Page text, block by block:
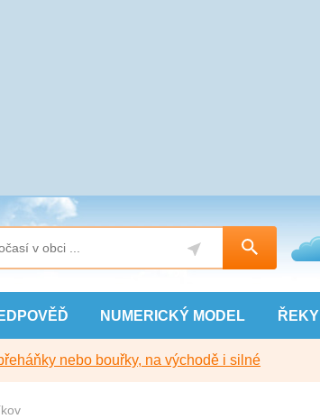
NUMERICKÝ MODEL ŘEKY
nebo bouřky, na východě i silné